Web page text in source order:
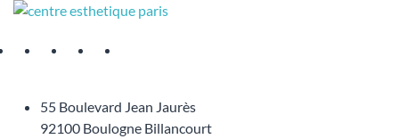
55 Boulevard Jean Jaurès
92100 Boulogne Billancourt